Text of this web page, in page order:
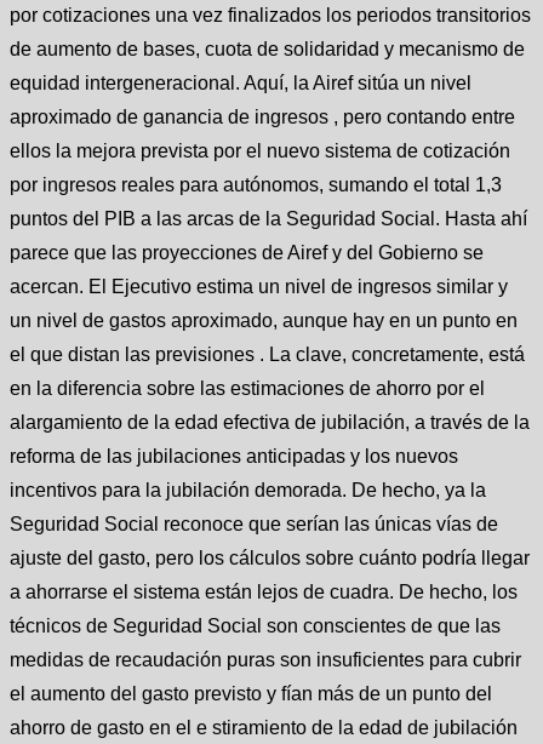
por cotizaciones una vez finalizados los periodos transitorios
de aumento de bases, cuota de solidaridad y mecanismo de
equidad intergeneracional. Aquí, la Airef sitúa un nivel
aproximado de ganancia de ingresos , pero contando entre
ellos la mejora prevista por el nuevo sistema de cotización
por ingresos reales para autónomos, sumando el total 1,3
puntos del PIB a las arcas de la Seguridad Social. Hasta ahí
parece que las proyecciones de Airef y del Gobierno se
acercan. El Ejecutivo estima un nivel de ingresos similar y
un nivel de gastos aproximado, aunque hay en un punto en
el que distan las previsiones . La clave, concretamente, está
en la diferencia sobre las estimaciones de ahorro por el
alargamiento de la edad efectiva de jubilación, a través de la
reforma de las jubilaciones anticipadas y los nuevos
incentivos para la jubilación demorada. De hecho, ya la
Seguridad Social reconoce que serían las únicas vías de
ajuste del gasto, pero los cálculos sobre cuánto podría llegar
a ahorrarse el sistema están lejos de cuadra. De hecho, los
técnicos de Seguridad Social son conscientes de que las
medidas de recaudación puras son insuficientes para cubrir
el aumento del gasto previsto y fían más de un punto del
ahorro de gasto en el e stiramiento de la edad de jubilación